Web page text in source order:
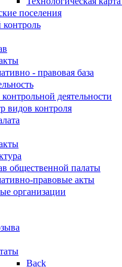
поселения
- правовая база
деятельности
видов контроля
общественной палаты
правовые акты
организации
Back